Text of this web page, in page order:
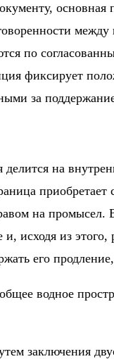
по
фиксирует
за
на
на
исходя из
его
водное
заключения